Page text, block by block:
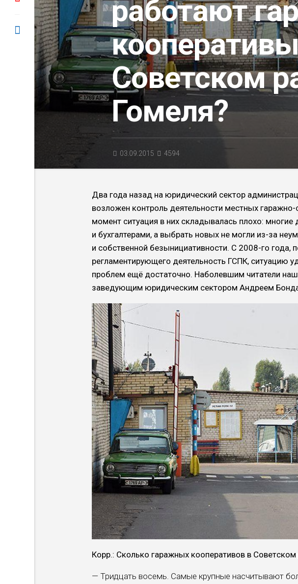
работают
Советском
Гомеля?
03.09.2015 4594
Два года назад на юри­дический сектор
возложен кон­троль деятельности мест­ных
мо­мент ситуация в них скла­дывалась плохо:
и бухгалтера­ми, а выбрать новых не мог­ли из-за
и собственной безынициатив­ности. С 2008-го года,
регламентирующе­го деятельность ГСПК, си­туацию
проблем ещё достаточно. Наболевшим читатели
заведу­ющим юридическим секто­ром Андреем
Корр.: Сколько гараж­ных кооперативов в Совет­ском
— Тридцать восемь. Са­мые крупные насчитывают